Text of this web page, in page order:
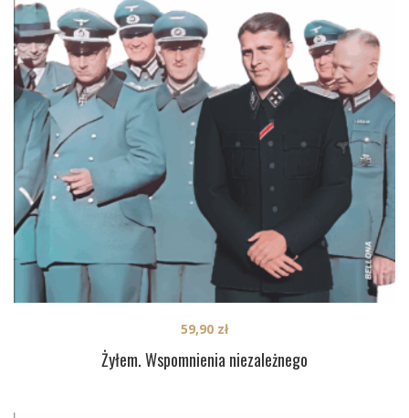
Żyłem. Wspomnienia niezależnego
59,90 zł